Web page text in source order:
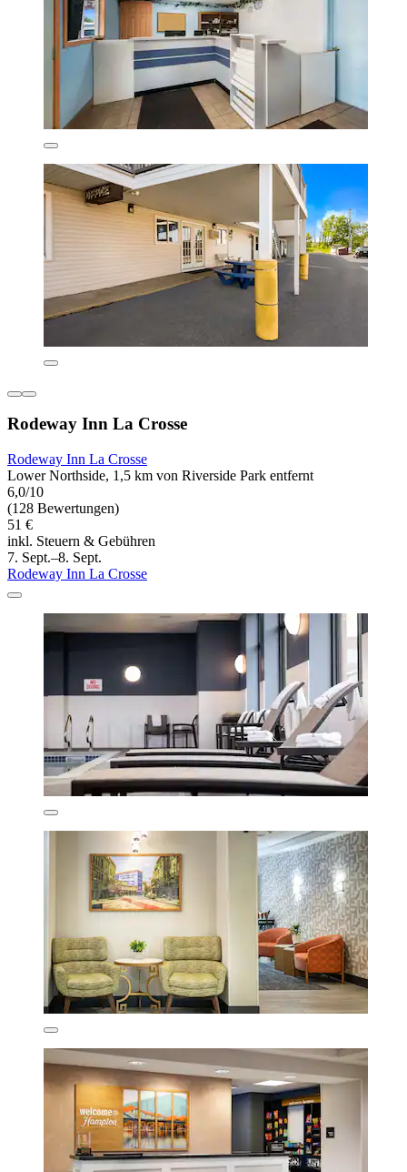
Rodeway Inn La Crosse
Rodeway Inn La Crosse
Lower Northside, 1,5 km von Riverside Park entfernt
6,0/10
(128 Bewertungen)
51 €
inkl. Steuern & Gebühren
7. Sept.–8. Sept.
Rodeway Inn La Crosse